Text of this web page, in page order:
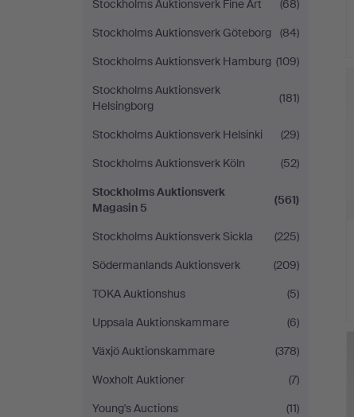
Stockholms Auktionsverk Fine Art
(68)
Stockholms Auktionsverk Göteborg
(84)
Stockholms Auktionsverk Hamburg (109)
Stockholms Auktionsverk
Helsingborg
(181)
Stockholms Auktionsverk Helsinki
(29)
Stockholms Auktionsverk Köln
(52)
Stockholms Auktionsverk
Magasin 5
(561)
Stockholms Auktionsverk Sickla
(225)
Södermanlands Auktionsverk
(209)
TOKA Auktionshus
(5)
Uppsala Auktionskammare
(6)
Växjö Auktionskammare
(378)
Woxholt Auktioner
(7)
Young's Auctions
(11)